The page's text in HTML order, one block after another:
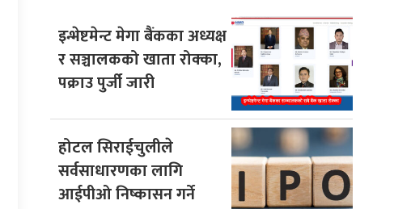
इन्भेष्टमेन्ट मेगा बैंकका अध्यक्ष
र सञ्चालकको खाता रोक्का,
पक्राउ पुर्जी जारी
होटल सिराईचुलीले
सर्वसाधारणका लागि
आईपीओ निष्कासन गर्ने